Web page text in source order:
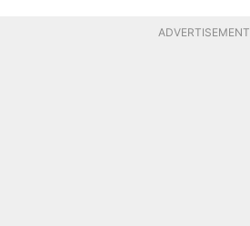
ADVERTISEMENT